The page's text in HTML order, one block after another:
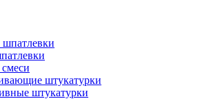
шпатлевки
штукатурки
штукатурки